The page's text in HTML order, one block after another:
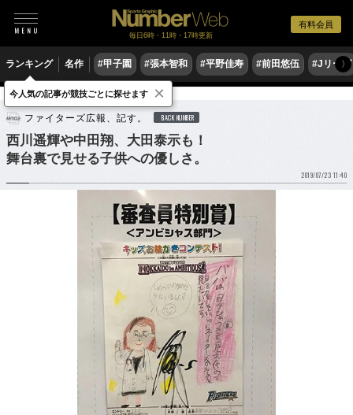
有料会員
毎日6時・11時・17時更新
ランキング 名作 #甲子園 #張本智和 #平野佳寿 #前田悠伍 #Jリーグ
〉
野球 プロ野球
ファイターズ広報、記す。 BACK NUMBER
西川遥輝や中田翔、大田泰示も！
舞台裏で見せる子供への優しさ。
2019/07/23 11:40
今人気の記事が競技ごとに探せます ×